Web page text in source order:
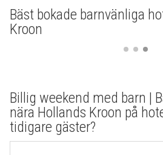
Bäst bokade barnvänliga
Kroon
Billig weekend med barn |
nära Hollands Kroon på
tidigare gäster?